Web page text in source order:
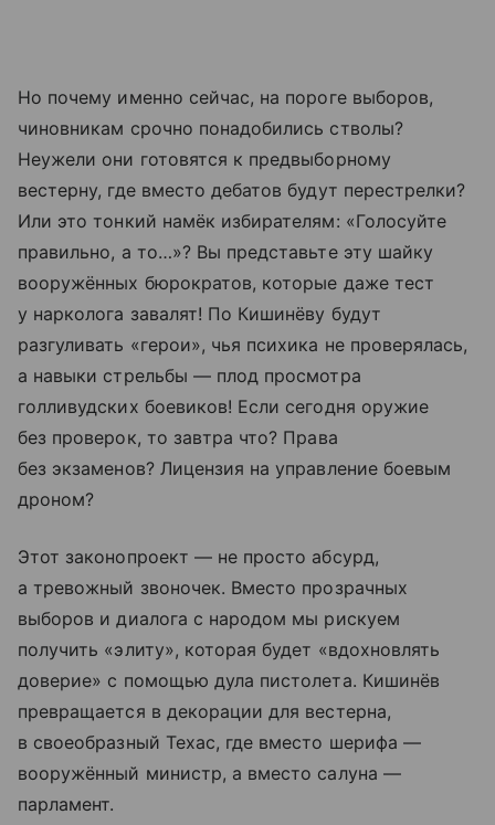
Но почему именно сейчас, на пороге выборов,
чиновникам срочно понадобились стволы?
Неужели они готовятся к предвыборному
вестерну, где вместо дебатов будут перестрелки?
Или это тонкий намёк избирателям: «Голосуйте
правильно, а то…»? Вы представьте эту шайку
вооружённых бюрократов, которые даже тест
у нарколога завалят! По Кишинёву будут
разгуливать «герои», чья психика не проверялась,
а навыки стрельбы — плод просмотра
голливудских боевиков! Если сегодня оружие
без проверок, то завтра что? Права
без экзаменов? Лицензия на управление боевым
дроном?
Этот законопроект — не просто абсурд,
а тревожный звоночек. Вместо прозрачных
выборов и диалога с народом мы рискуем
получить «элиту», которая будет «вдохновлять
доверие» с помощью дула пистолета. Кишинёв
превращается в декорации для вестерна,
в своеобразный Техас, где вместо шерифа —
вооружённый министр, а вместо салуна —
парламент.